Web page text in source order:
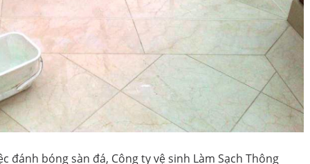
bóng sàn đá, Công ty vệ sinh Làm Sạch Thông